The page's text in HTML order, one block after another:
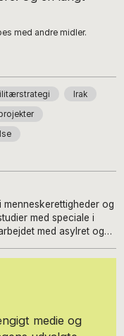
med andre midler.
Irak
menneskerettigheder og
med speciale i
med asylret og
med UNHCR med
to størremedie og